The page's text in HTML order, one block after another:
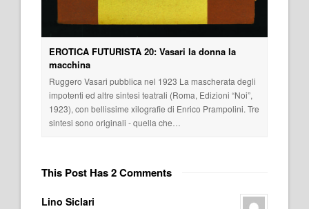
EROTICA FUTURISTA 20: Vasari la donna la
macchina
Ruggero Vasari pubblica nel 1923 La mascherata degli
impotenti ed altre sintesi teatrali (Roma, Edizioni “Noi”,
1923), con bellissime xilografie di Enrico Prampolini. Tre
sintesi sono originali - quella che…
This Post Has 2 Comments
Lino Siclari